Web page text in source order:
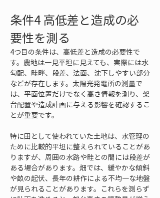
条件4 高低差と造成の必
要性を測る
4つ目の条件は、高低差と造成の必要性で
す。農地は一見平坦に見えても、実際には水
勾配、畦畔、段差、法面、沈下しやすい部分
などが存在します。太陽光発電所の測量で
は、平面位置だけでなく高さ情報を測り、架
台配置や造成計画に与える影響を確認するこ
とが重要です。
特に田として使われていた土地は、水管理の
ために比較的平坦に整えられていることがあ
りますが、周囲の水路や畦との間には段差が
ある場合があります。畑では、緩やかな傾斜
や畝の起伏、長年の耕作による不均一な地盤
が見られることがあります。これらを測らず